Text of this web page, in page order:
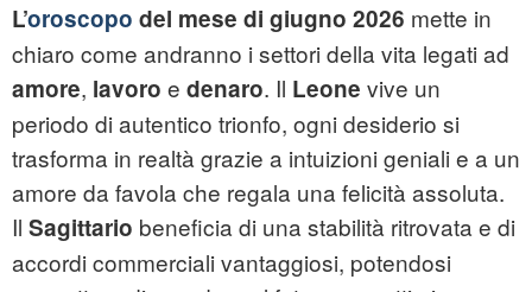
L’oroscopo del mese di giugno 2026 mette in
chiaro come andranno i settori della vita legati ad
amore, lavoro e denaro. Il Leone vive un
periodo di autentico trionfo, ogni desiderio si
trasforma in realtà grazie a intuizioni geniali e a un
amore da favola che regala una felicità assoluta.
Il Sagittario beneficia di una stabilità ritrovata e di
accordi commerciali vantaggiosi, potendosi